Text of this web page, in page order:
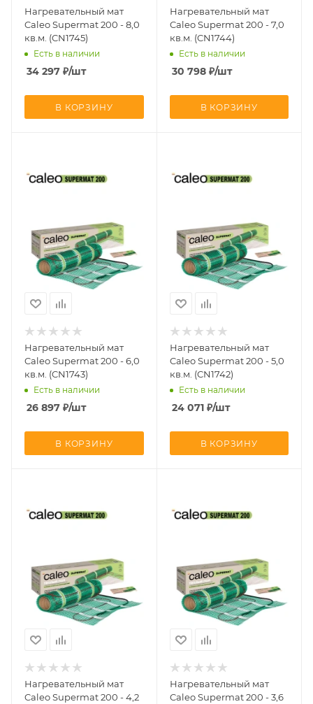
Нагревательный мат
Caleo Supermat 200 - 8,0
кв.м. (CN1745)
Есть в наличии
34 297 ₽/шт
В КОРЗИНУ
Нагревательный мат
Caleo Supermat 200 - 7,0
кв.м. (CN1744)
Есть в наличии
30 798₽/шт
В КОРЗИНУ
Нагревательный мат
Caleo Supermat 200 - 6,0
кв.м. (CN1743)
Есть в наличии
26 897 ₽/шт
В КОРЗИНУ
Нагревательный мат
Caleo Supermat 200 - 5,0
кв.м. (CN1742)
Есть в наличии
24 071₽/шт
В КОРЗИНУ
Нагревательный мат
Caleo Supermat 200 - 4,2
Нагревательный мат
Caleo Supermat 200 - 3,6